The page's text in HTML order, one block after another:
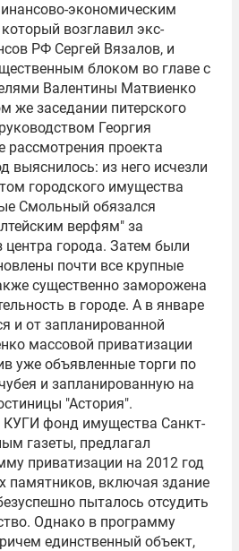
экономическим
который возглавил экс-
РФ Сергей Вязалов, и
блоком во главе с
Валентины Матвиенко
же заседании питерского
Георгия
рассмотрения проекта
выяснилось: из него исчезли
городского имущества
Смольный обязался
верфям" за
центра города. Затем были
почти все крупные
существенно заморожена
в городе. А в январе
и от запланированной
массовой приватизации
уже объявленные торги по
и запланированную на
"Астория".
фонд имущества Санкт-
газеты, предлагал
приватизации на 2012 год
памятников, включая здание
пыталось отсудить
. Однако в программу
единственный объект,